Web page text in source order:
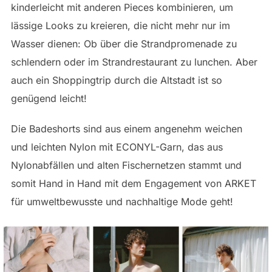
kinderleicht mit anderen Pieces kombinieren, um
lässige Looks zu kreieren, die nicht mehr nur im
Wasser dienen: Ob über die Strandpromenade zu
schlendern oder im Strandrestaurant zu lunchen. Aber
auch ein Shoppingtrip durch die Altstadt ist so
genügend leicht!
Die Badeshorts sind aus einem angenehm weichen
und leichten Nylon mit ECONYL-Garn, das aus
Nylonabfällen und alten Fischernetzen stammt und
somit Hand in Hand mit dem Engagement von ARKET
für umweltbewusste und nachhaltige Mode geht!